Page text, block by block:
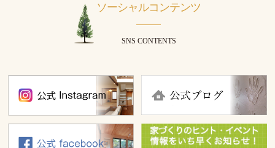
ソーシャルコンテンツ
SNS CONTENTS